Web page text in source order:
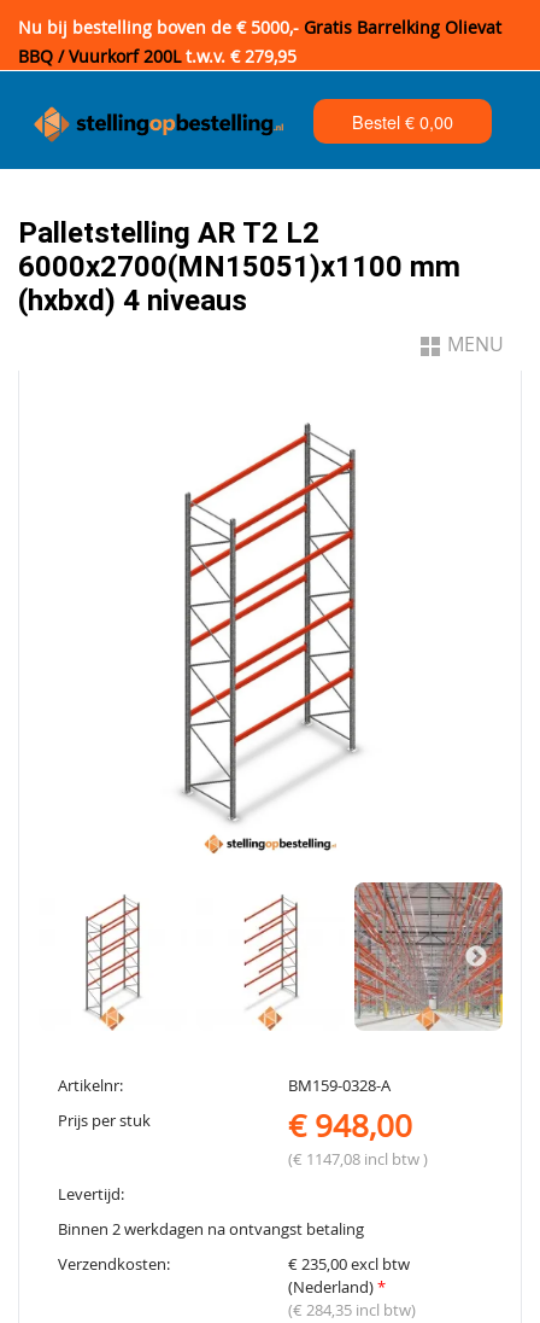
Nu bij bestelling boven de € 5000,- Gratis Barrelking Olievat
BBQ / Vuurkorf 200Lt.w.v. € 279,95
Bestel €0,00
Palletstelling AR T2 L2
6000x2700(MN15051)x1100 mm
(hxbxd) 4 niveaus
MENU
Artikelnr:
BM159-0328-A
Prijs per stuk
€ 948,00
(€ 1147,08 incl btw )
Levertijd:
Binnen 2 werkdagen na ontvangst betaling
Verzendkosten:
€ 235,00 excl btw
(Nederland)*
(€ 284,35 incl btw)